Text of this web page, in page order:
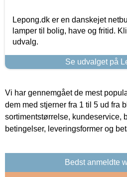
Lepong.dk er en danskejet
lamper til bolig, have og fritid.
udvalg.
Se udvalget på
Vi har gennemgået de mest
dem med stjerner fra 1 til 5 ud fra
sortimentstørrelse, kundeservice,
betingelser, leveringsformer og
Bedst anmeldte